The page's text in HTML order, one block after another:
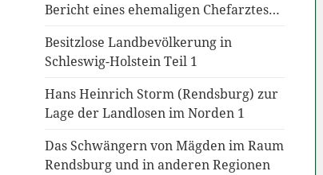
Bericht eines ehemaligen Chefarztes…
Besitzlose Landbevölkerung in
Schleswig-Holstein Teil 1
Hans Heinrich Storm (Rendsburg) zur
Lage der Landlosen im Norden 1
Das Schwängern von Mägden im Raum
Rendsburg und in anderen Regionen